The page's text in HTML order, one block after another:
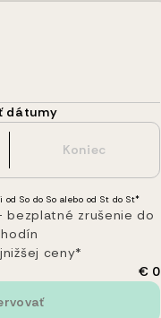
dátumy
So do So alebo od St do St*
zrušenie do
ceny*
€ 0